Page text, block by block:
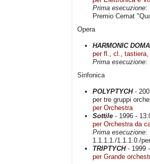
Prima esecuzione:
Premio Cemat
Opera
HARMONIC
per fl., cl.,
Prima esecuzione:
Sinfonica
POLYPTYCH-
per tre gruppi
per Orchestra
Sottile - 1996 -
per Orchestra da
Prima esecuzione:
1.1.1.1./1.1.1.0./
TRIPTYCH- 1999
per Grande